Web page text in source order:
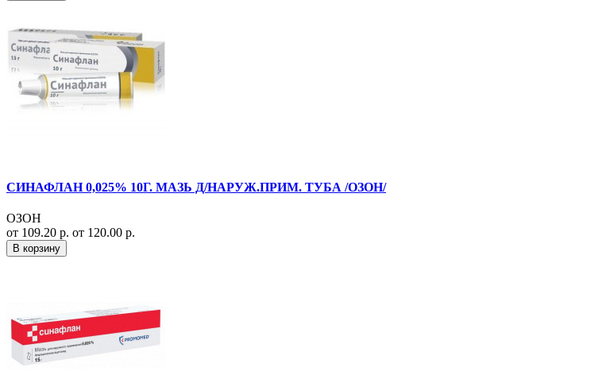
СИНАФЛАН 0,025% 10Г. МАЗЬ Д/НАРУЖ.ПРИМ. ТУБА /ОЗОН/
ОЗОН
от 109.20 р. от 120.00 р.
В корзину